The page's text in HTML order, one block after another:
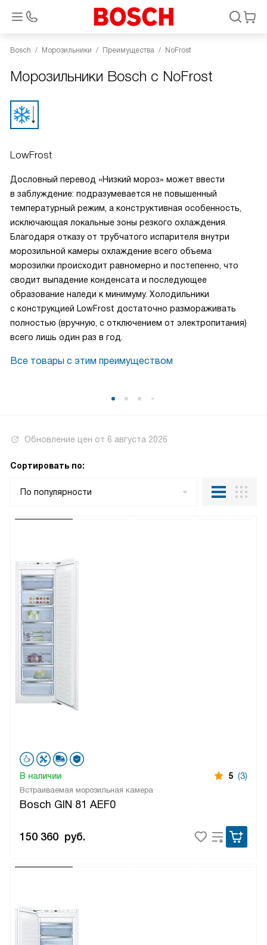
Bosch Морозильники Преимущества NoFrost
Морозильники Bosch с NoFrost
LowFrost
Дословный перевод «Низкий мороз» может ввести
в заблуждение: подразумевается не повышенный
температурный режим, а конструктивная особенность,
исключающая локальные зоны резкого охлаждения.
Благодаря отказу от трубчатого испарителя внутри
морозильной камеры охлаждение всего объема
морозилки происходит равномерно и постепенно, что
сводит выпадение конденсата и последующее
образование наледи к минимуму. Холодильники
c конструкцией LowFrost достаточно размораживать
полностью (вручную, с отключением от электропитания)
всего лишь один раз в год.
Все товары с этим преимуществом
Обновление цен от 6 августа 2026
Сортировать по:
По популярности
Встраиваемая морозильная камера
Bosch GIN 81 AEF0
В наличии 5 (3)
150 360 руб.